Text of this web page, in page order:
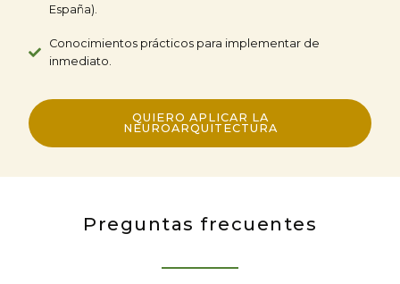
España).
Conocimientos prácticos para implementar de
inmediato.
QUIERO APLICAR LA
NEUROARQUITECTURA
Preguntas frecuentes